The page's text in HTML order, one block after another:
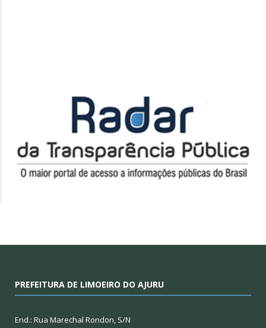
PREFEITURA DE LIMOEIRO DO AJURU
End.: Rua Marechal Rondon, S/N